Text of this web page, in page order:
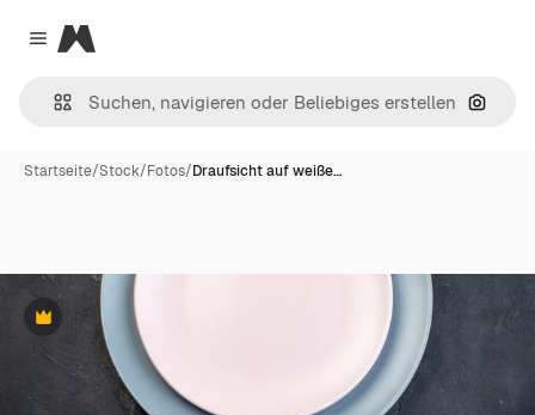
Close menu
Magnific
Nach
Startseite/Stock/Fotos/Draufsicht auf weiße…
Premium